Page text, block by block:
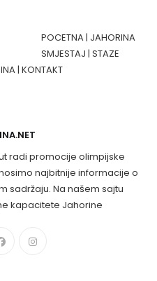
POCETNA| JAHORINA
SMJESTAJ |STAZE
|KONTAKT
radi promocije olimpijske
najbitnije informacije o
sadržaju. Na našem sajtu
kapacitete Jahorine